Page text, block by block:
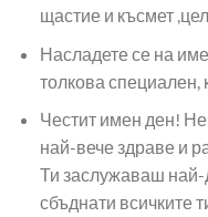
щастие и късмет
Насладете се на
толкова специален,
Честит имен ден!
най-вече здраве и
Ти заслужаваш
сбъднати всичките